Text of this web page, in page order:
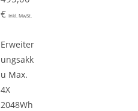
€ Inkl. MwSt.
Erweiter
ungsakk
u Max.
4X
2048Wh